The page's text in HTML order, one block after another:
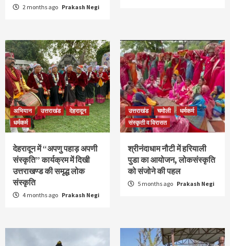
2 months ago Prakash Negi
अभियान उत्तराखंड
देहरादून
धर्मकर्म
देहरादून में “अपणु पहाड़ अपणी
संस्कृति” कार्यक्रम में दिखी
उत्तराखण्ड की समृद्ध लोक
संस्कृति
4 months ago Prakash Negi
उत्तराखंड चमोली
धर्मकर्म
संस्कृती व विरासत
श्रीनंदाधाम नौटी में हरियाली
पुडा का आयोजन, लोकसंस्कृति
को संजोने की पहल
5 months ago Prakash Negi